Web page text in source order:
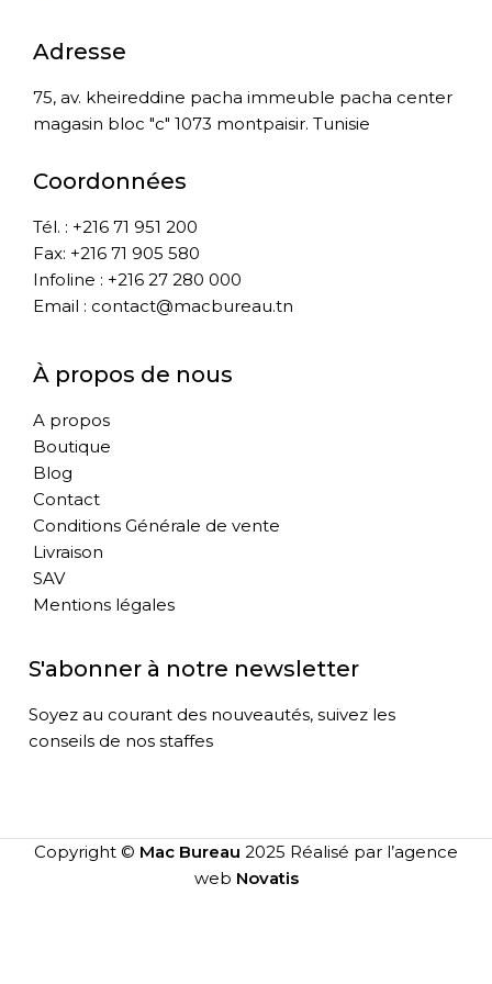
Adresse
75, av. kheireddine pacha immeuble pacha center
magasin bloc "c" 1073 montpaisir. Tunisie
Coordonnées
Tél. : +216 71 951 200
Fax: +216 71 905 580
Infoline : +216 27 280 000
Email : contact@macbureau.tn
À propos de nous
A propos
Boutique
Blog
Contact
Conditions Générale de vente
Livraison
SAV
Mentions légales
S'abonner à notre newsletter
Soyez au courant des nouveautés, suivez les
conseils de nos staffes
Copyright © Mac Bureau 2025 Réalisé par l’agence
web Novatis